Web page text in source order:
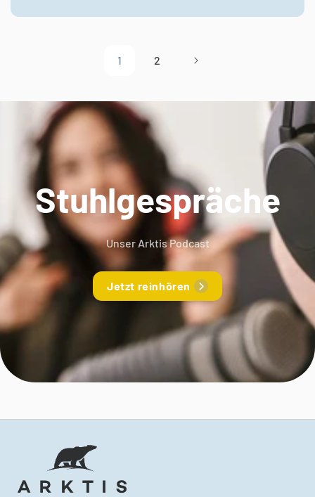
1 2
Stuhlgespräche
Unser Arktis Podcast
Jetzt reinhören